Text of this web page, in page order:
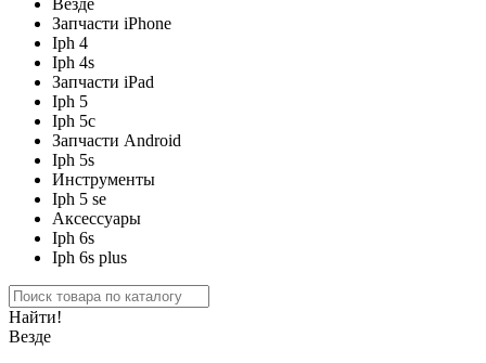
Везде
Запчасти iPhone
Iph 4
Iph 4s
Запчасти iPad
Iph 5
Iph 5c
Запчасти Android
Iph 5s
Инструменты
Iph 5 se
Аксессуары
Iph 6s
Iph 6s plus
Найти!
Везде